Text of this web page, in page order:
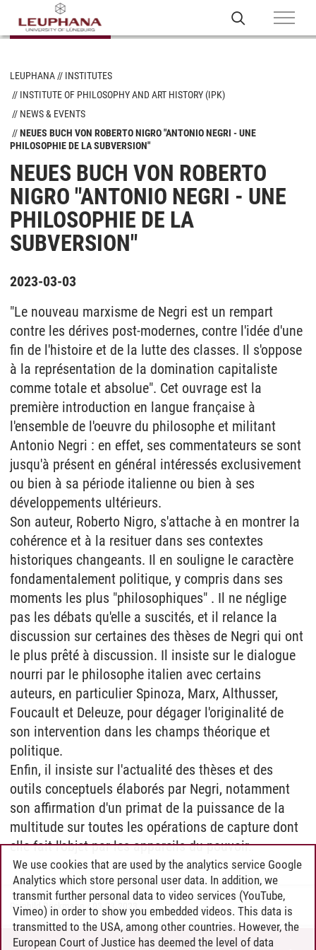
LEUPHANA
INSTITUTES
INSTITUTE OF PHILOSOPHY AND ART HISTORY (IPK)
NEWS & EVENTS
NEUES BUCH VON ROBERTO NIGRO "ANTONIO NEGRI - UNE
PHILOSOPHIE DE LA SUBVERSION"
NEUES BUCH VON ROBERTO
NIGRO "ANTONIO NEGRI - UNE
PHILOSOPHIE DE LA
SUBVERSION"
2023-03-03
"Le nouveau marxisme de Negri est un rempart
contre les dérives post-modernes, contre l'idée d'une
fin de l'histoire et de la lutte des classes. Il s'oppose
à la représentation de la domination capitaliste
comme totale et absolue". Cet ouvrage est la
première introduction en langue française à
l'ensemble de l'oeuvre du philosophe et militant
Antonio Negri : en effet, ses commentateurs se sont
jusqu'à présent en général intéressés exclusivement
ou bien à sa période italienne ou bien à ses
développements ultérieurs.
Son auteur, Roberto Nigro, s'attache à en montrer la
cohérence et à la resituer dans ses contextes
historiques changeants. Il en souligne le caractère
fondamentalement politique, y compris dans ses
moments les plus "philosophiques" . Il ne néglige
pas les débats qu'elle a suscités, et il relance la
discussion sur certaines des thèses de Negri qui ont
le plus prêté à discussion. Il insiste sur le dialogue
nourri par le philosophe italien avec certains
auteurs, en particulier Spinoza, Marx, Althusser,
Foucault et Deleuze, pour dégager l'originalité de
son intervention dans les champs théorique et
politique.
Enfin, il insiste sur l'actualité des thèses et des
outils conceptuels élaborés par Negri, notamment
son affirmation d'un primat de la puissance de la
multitude sur toutes les opérations de capture dont
elle fait l'objet par les appareils du pouvoir.
Reinhild Böckmann / 03.03.2023
We use cookies that are used by the analytics service Google
Analytics which store personal user data. In addition, we
transmit further personal data to video services (YouTube,
Vimeo) in order to show you embedded videos. This data is
transmitted to the USA, among other countries. However, the
European Court of Justice has deemed the level of data